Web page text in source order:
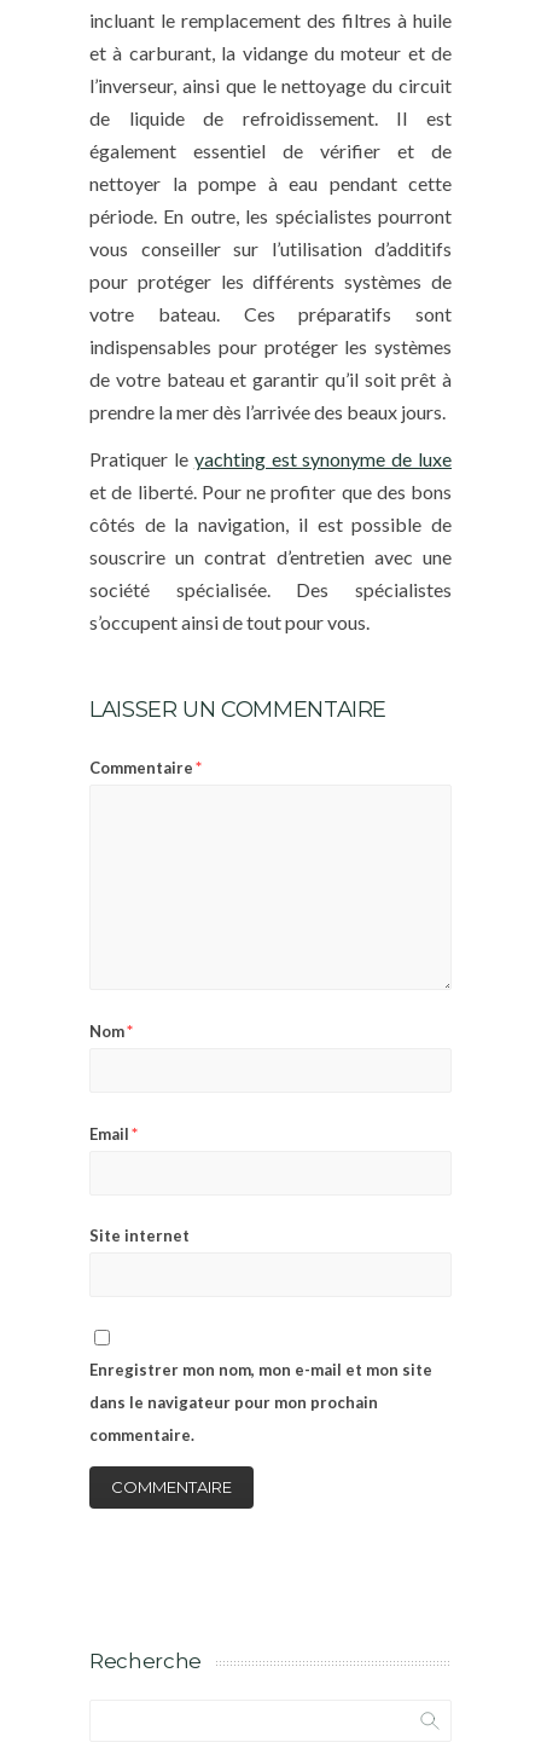
incluant le remplacement des filtres à huile
et à carburant, la vidange du moteur et de
l’inverseur, ainsi que le nettoyage du circuit
de liquide de refroidissement. Il est
également essentiel de vérifier et de
nettoyer la pompe à eau pendant cette
période. En outre, les spécialistes pourront
vous conseiller sur l’utilisation d’additifs
pour protéger les différents systèmes de
votre bateau. Ces préparatifs sont
indispensables pour protéger les systèmes
de votre bateau et garantir qu’il soit prêt à
prendre la mer dès l’arrivée des beaux jours.
Pratiquer le yachting est synonyme de luxe
et de liberté. Pour ne profiter que des bons
côtés de la navigation, il est possible de
souscrire un contrat d’entretien avec une
société spécialisée. Des spécialistes
s’occupent ainsi de tout pour vous.
LAISSER UN COMMENTAIRE
Commentaire*
Nom*
Email*
Site internet
Enregistrer mon nom, mon e-mail et mon site
dans le navigateur pour mon prochain
commentaire.
Recherche